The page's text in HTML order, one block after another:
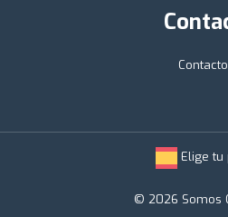
Contacto
Elige tu
© 2026 Somos